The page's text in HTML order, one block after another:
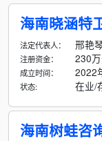
海南晓涵特
法定代表人： 邢艳
注册资金： 230
成立时间： 2022
状态: 在业/
海南树蛙咨